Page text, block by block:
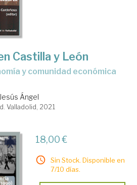
Castilla y León
Ángel
Valladolid, 2021
18,00 €
Sin Stock. Disponible en
7/10 días.